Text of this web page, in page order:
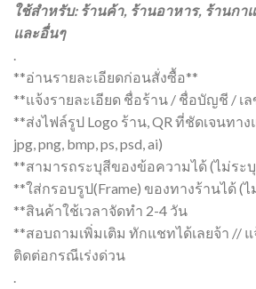
ใช้สำหรับ: ร้านค้า, ร้านอาหาร, ร้านกา
และอื่นๆ
**อ่านรายละเอียดก่อนสั่งซื้อ**
**แจ้งรายละเอียด ชื่อร้าน / ชื่อบัญชี / เ
**ส่งไฟล์รูป Logo ร้าน, QR ที่ชัดเจนทา
jpg, png, bmp, ps, psd, ai)
**สามารถระบุสีของข้อความได้ (ไม่ระบุ
**ใส่กรอบรูป(Frame) ของทางร้านได้ (
**สินค้าใช้เวลาจัดทำ 2-4 วัน
**สอบถามเพิ่มเติม ทักแชทได้เลยจ้า // แ
ติดต่อกรณีเร่งด่วน